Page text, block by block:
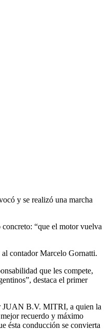
y se realizó una marcha
“que el motor vuelva
al contador Marcelo Gornatti.
que les compete,
destaca el primer
JUAN B.V. MITRI, a quien la
recuerdo y máximo
ésta conducción se convierta